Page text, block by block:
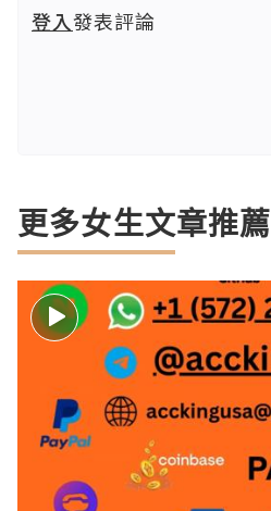
登入發表評論
更多女生文章推薦